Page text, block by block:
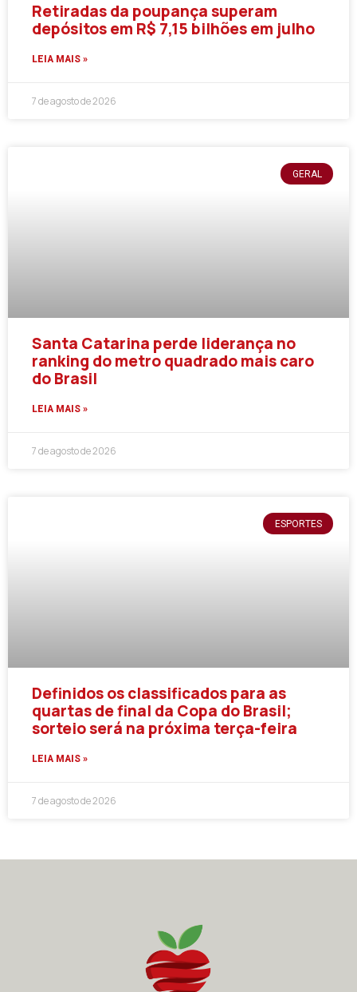
Retiradas da poupança superam
depósitos em R$ 7,15 bilhões em julho
LEIA MAIS »
7 de agosto de 2026
GERAL
Santa Catarina perde liderança no
ranking do metro quadrado mais caro
do Brasil
LEIA MAIS »
7 de agosto de 2026
ESPORTES
Definidos os classificados para as
quartas de final da Copa do Brasil;
sorteio será na próxima terça-feira
LEIA MAIS »
7 de agosto de 2026